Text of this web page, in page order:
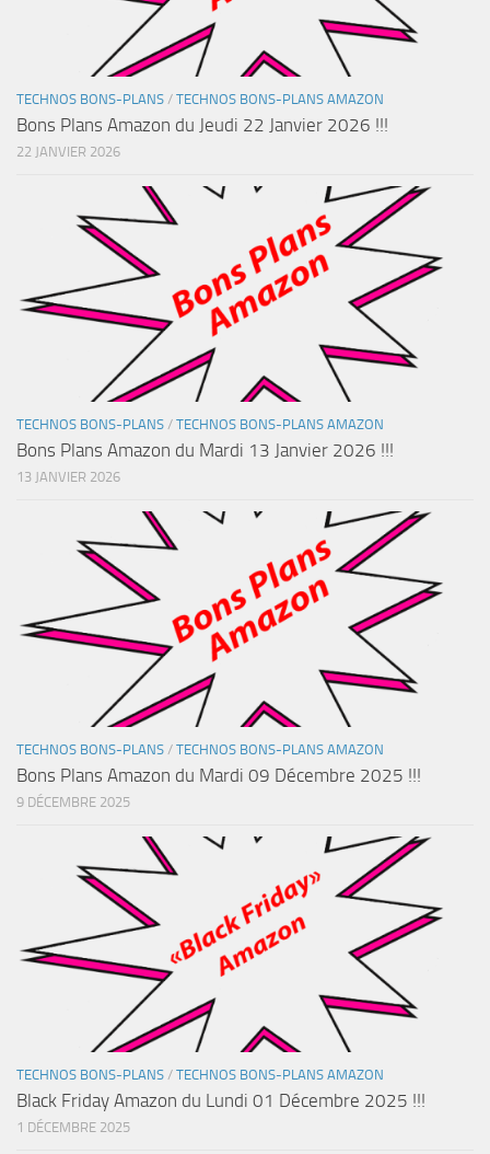
TECHNOS BONS-PLANS / TECHNOS BONS-PLANS AMAZON
Bons Plans Amazon du Jeudi 22 Janvier 2026 !!!
22 JANVIER 2026
TECHNOS BONS-PLANS / TECHNOS BONS-PLANS AMAZON
Bons Plans Amazon du Mardi 13 Janvier 2026 !!!
13 JANVIER 2026
TECHNOS BONS-PLANS / TECHNOS BONS-PLANS AMAZON
Bons Plans Amazon du Mardi 09 Décembre 2025 !!!
9 DÉCEMBRE 2025
TECHNOS BONS-PLANS / TECHNOS BONS-PLANS AMAZON
Black Friday Amazon du Lundi 01 Décembre 2025 !!!
1 DÉCEMBRE 2025